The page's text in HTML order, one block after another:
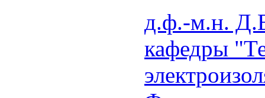
д.ф.-м.н.
кафедры